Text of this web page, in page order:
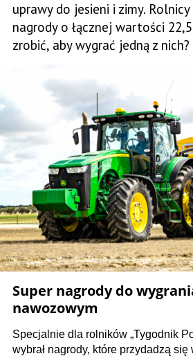
uprawy do jesieni i zimy.
nagrody o łącznej wartości
zrobić, aby wygrać jedną z nich?
Super nagrody do
nawozowym
Specjalnie dla rolników „Tygodnik
wybrał nagrody, które przydadzą się